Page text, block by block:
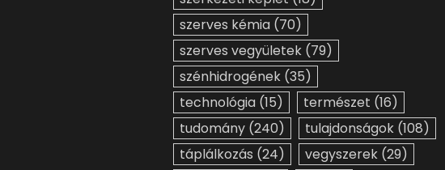
szerves kémia (70)
szerves vegyületek (79)
szénhidrogének (35)
technológia (15) természet (16)
tudomány (240) tulajdonságok (108)
táplálkozás (24) vegyszerek (29)